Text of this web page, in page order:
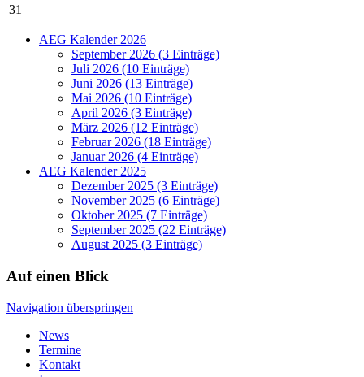
31
AEG Kalender 2026
September 2026 (3 Einträge)
Juli 2026 (10 Einträge)
Juni 2026 (13 Einträge)
Mai 2026 (10 Einträge)
April 2026 (3 Einträge)
März 2026 (12 Einträge)
Februar 2026 (18 Einträge)
Januar 2026 (4 Einträge)
AEG Kalender 2025
Dezember 2025 (3 Einträge)
November 2025 (6 Einträge)
Oktober 2025 (7 Einträge)
September 2025 (22 Einträge)
August 2025 (3 Einträge)
Auf einen Blick
Navigation überspringen
News
Termine
Kontakt